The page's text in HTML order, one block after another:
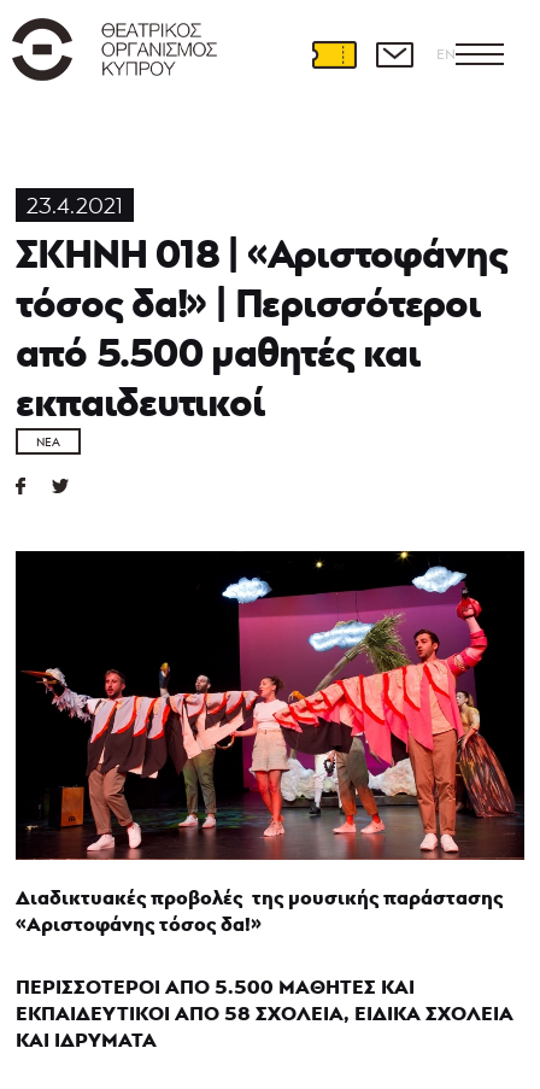
EN
23.4.2021
ΣΚΗΝΗ 018 | «Αριστοφάνης
τόσος δα!» | Περισσότεροι
από 5.500 μαθητές και
εκπαιδευτικοί
ΝΈΑ
Διαδικτυακές προβολές της μουσικής παράστασης
«Αριστοφάνης τόσος δα!»
ΠΕΡΙΣΣΟΤΕΡΟΙ ΑΠΟ 5.500 ΜΑΘΗΤΕΣ ΚΑΙ
ΕΚΠΑΙΔΕΥΤΙΚΟΙ ΑΠΟ 58 ΣΧΟΛΕΙΑ, ΕΙΔΙΚΑ ΣΧΟΛΕΙΑ
ΚΑΙ ΙΔΡΥΜΑΤΑ